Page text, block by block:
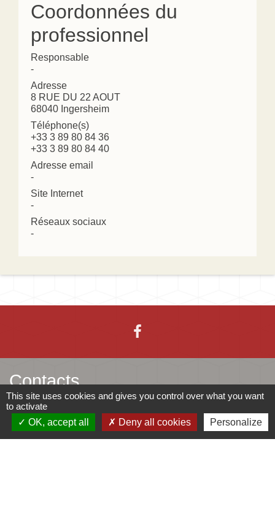
Coordonnées du
professionnel
Responsable
-
Adresse
8 RUE DU 22 AOUT
68040 Ingersheim
Téléphone(s)
+33 3 89 80 84 36
+33 3 89 80 84 40
Adresse email
-
Site Internet
-
Réseaux sociaux
-
Contacts
Mairie d'Ingersheim
42 rue de la République
This site uses cookies and gives you control over what you want
to activate
OK, accept all
Deny all cookies Personalize